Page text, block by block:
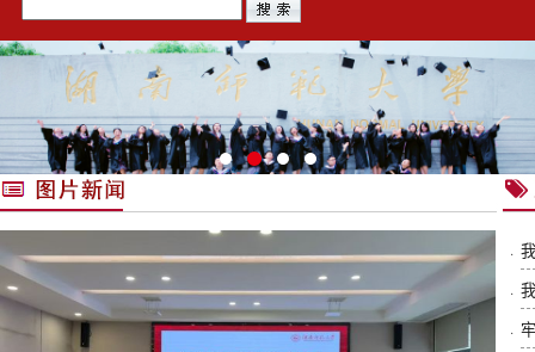
·
·
·